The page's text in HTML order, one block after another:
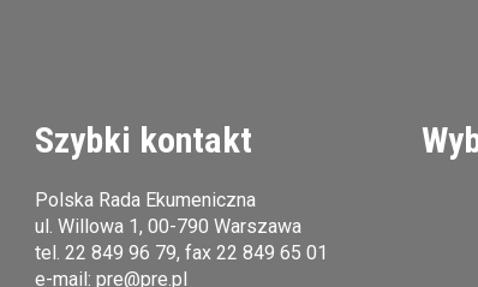
Szybki kontakt
Polska Rada Ekumeniczna
ul. Willowa 1, 00-790 Warszawa
tel.22 849 96 79, fax 22 849 65 01
e-mail:pre@pre.pl